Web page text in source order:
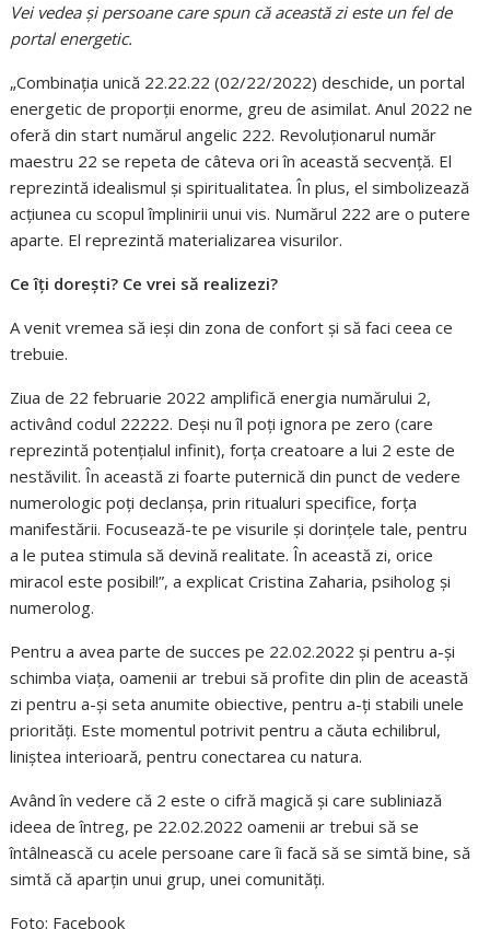
Vei vedea şi persoane care spun că această zi este un fel de
portal energetic.
„Combinația unică 22.22.22 (02/22/2022) deschide, un portal
energetic de proporții enorme, greu de asimilat. Anul 2022 ne
oferă din start numărul angelic 222. Revoluționarul număr
maestru 22 se repeta de câteva ori în această secvență. El
reprezintă idealismul și spiritualitatea. În plus, el simbolizează
acțiunea cu scopul împlinirii unui vis. Numărul 222 are o putere
aparte. El reprezintă materializarea visurilor.
Ce îți dorești? Ce vrei să realizezi?
A venit vremea să ieși din zona de confort și să faci ceea ce
trebuie.
Ziua de 22 februarie 2022 amplifică energia numărului 2,
activând codul 22222. Deși nu îl poți ignora pe zero (care
reprezintă potențialul infinit), forța creatoare a lui 2 este de
nestăvilit. În această zi foarte puternică din punct de vedere
numerologic poți declanșa, prin ritualuri specifice, forța
manifestării. Focusează-te pe visurile și dorințele tale, pentru
a le putea stimula să devină realitate. În această zi, orice
miracol este posibil!”, a explicat Cristina Zaharia, psiholog şi
numerolog.
Pentru a avea parte de succes pe 22.02.2022 și pentru a-și
schimba viața, oamenii ar trebui să profite din plin de această
zi pentru a-și seta anumite obiective, pentru a-ți stabili unele
priorități. Este momentul potrivit pentru a căuta echilibrul,
liniștea interioară, pentru conectarea cu natura.
Având în vedere că 2 este o cifră magică și care subliniază
ideea de întreg, pe 22.02.2022 oamenii ar trebui să se
întâlnească cu acele persoane care îi facă să se simtă bine, să
simtă că aparțin unui grup, unei comunități.
Foto: Facebook